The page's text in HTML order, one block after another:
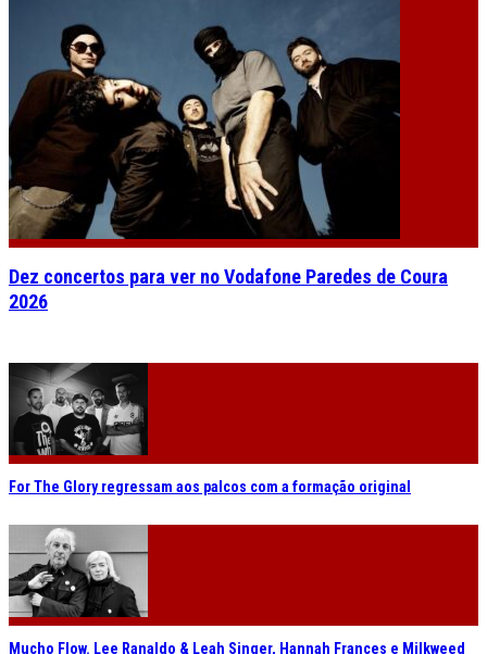
Dez concertos para ver no Vodafone Paredes de Coura
2026
For The Glory regressam aos palcos com a formação original
Mucho Flow. Lee Ranaldo & Leah Singer, Hannah Frances e Milkweed